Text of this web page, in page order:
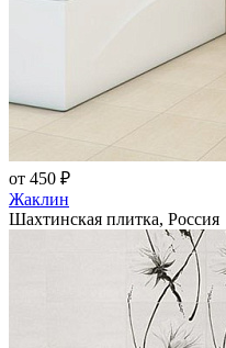
от 450 ₽
Жаклин
Шахтинская плитка, Россия